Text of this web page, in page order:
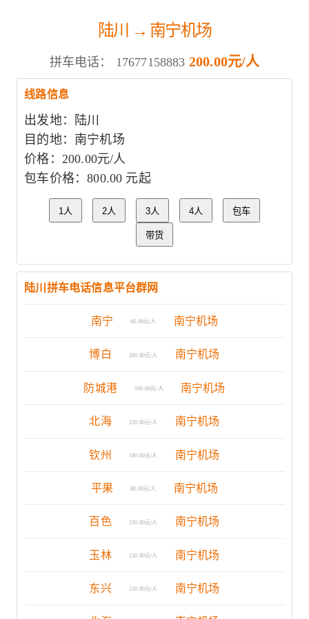
陆川 → 南宁机场
拼车电话： 17677158883 200.00元/人
线路信息
出发地：陆川
目的地：南宁机场
价格：200.00元/人
包车价格：800.00 元起
1人 2人 3人 4人 包车
带货
陆川拼车电话信息平台群网
南宁 60.00元/人 南宁机场
博白 200.00元/人 南宁机场
防城港 100.00元/人 南宁机场
北海 120.00元/人 南宁机场
钦州 100.00元/人 南宁机场
平果 80.00元/人 南宁机场
百色 150.00元/人 南宁机场
玉林 150.00元/人 南宁机场
东兴 150.00元/人 南宁机场